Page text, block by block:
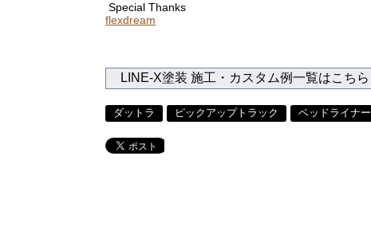
Special Thanks
flexdream
LINE-X塗装 施工・カスタム例一覧はこちら
ダットラ ピックアップトラック ベッドライナー